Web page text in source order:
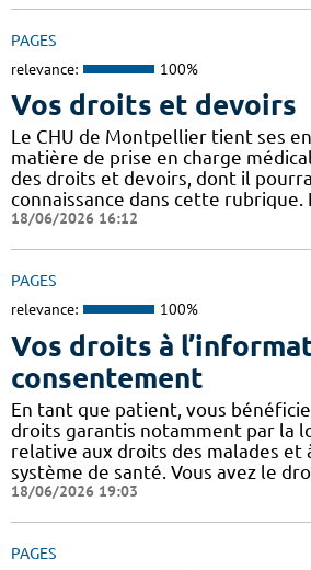
PAGES
relevance: 100%
Vos droits et devoirs
Le CHU de Montpellier tient ses
matière de prise en charge
des droits et devoirs, dont il
connaissance dans cette rubrique.
18/06/2026 16:12
PAGES
relevance: 100%
Vos droits à
consentement
En tant que patient, vous
droits garantis notamment par la
relative aux droits des malades et
système de santé. Vous avez le
18/06/2026 19:03
PAGES